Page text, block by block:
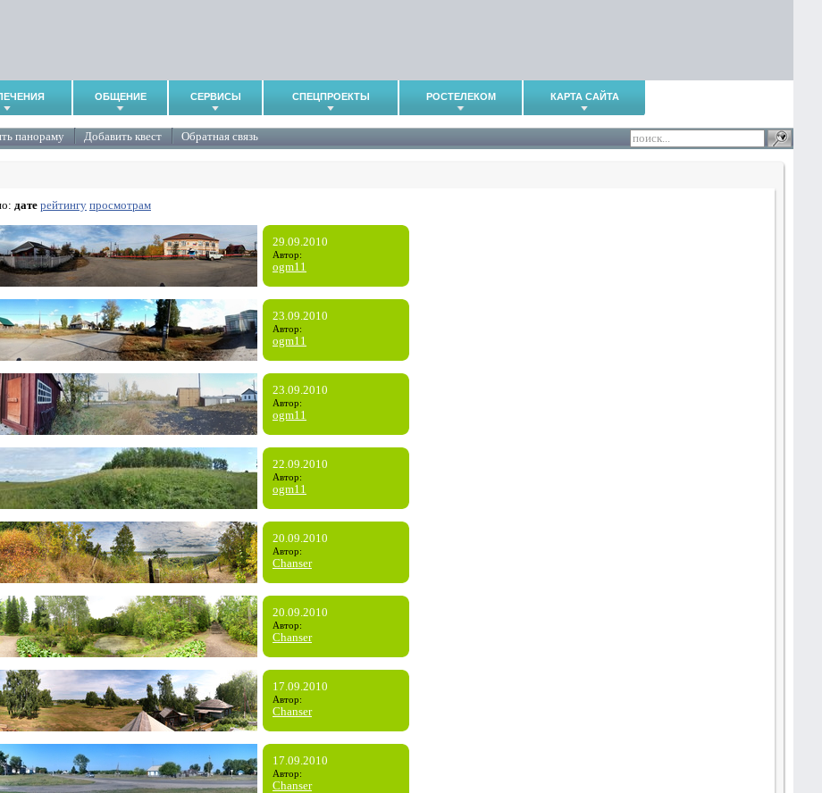
ОБЩЕНИЕ СЕРВИСЫ СПЕЦПРОЕКТЫ РОСТЕЛЕКОМ КАРТА САЙТА
панораму Добавить квест Обратная связь
дате рейтингу просмотрам
29.09.2010
Автор:
ogm11
23.09.2010
Автор:
ogm11
23.09.2010
Автор:
ogm11
22.09.2010
Автор:
ogm11
20.09.2010
Автор:
Chanser
20.09.2010
Автор:
Chanser
17.09.2010
Автор:
Chanser
17.09.2010
Автор:
Chanser